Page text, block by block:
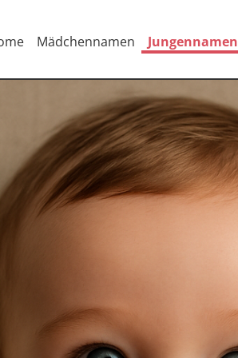
Mädchennamen Jungennamen